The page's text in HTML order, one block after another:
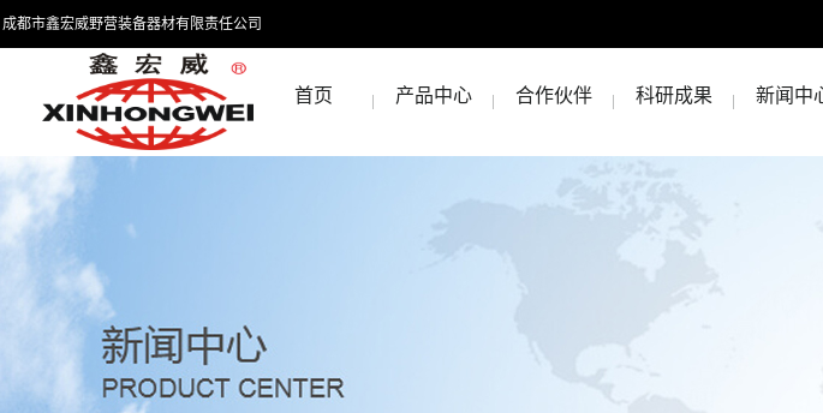
成都市鑫宏威野营装备器材有限责任公司
首页 产品中心 合作伙伴 科研成果 新闻中